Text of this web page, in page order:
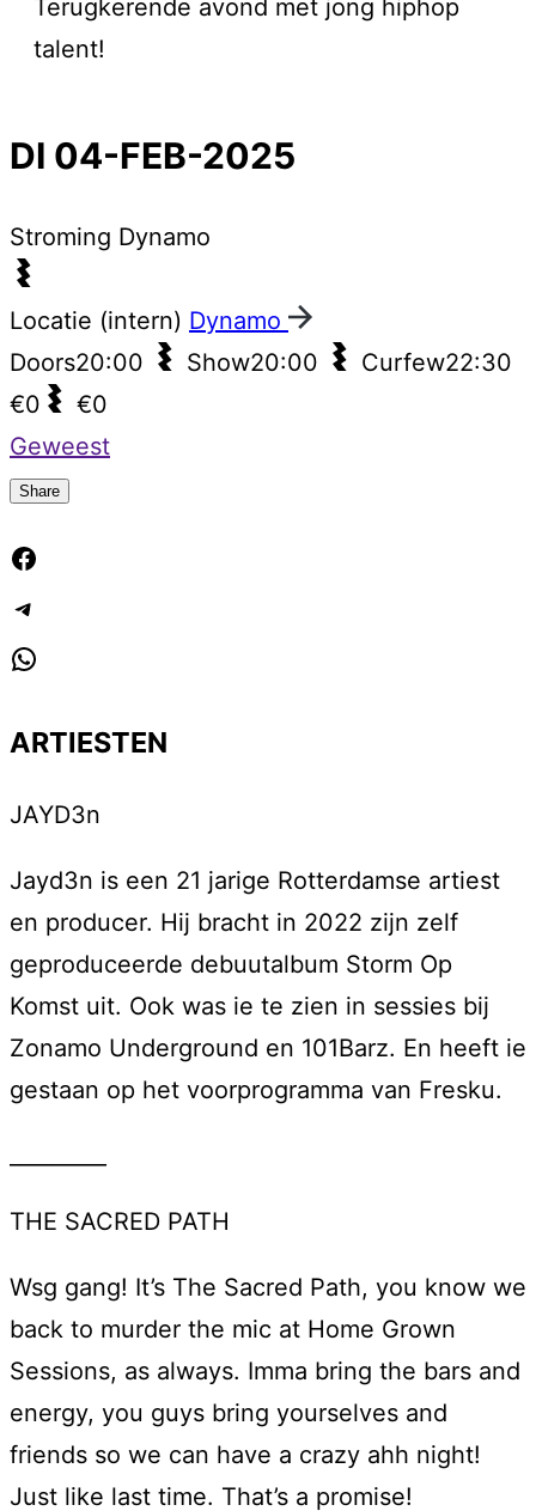
Terugkerende avond met jong hiphop
talent!
DI 04-FEB-2025
Stroming Dynamo
Locatie (intern) Dynamo
Doors20:00 Show20:00 Curfew22:30
€0
€0
Geweest
Share
ARTIESTEN
JAYD3n
Jayd3n is een 21 jarige Rotterdamse artiest
en producer. Hij bracht in 2022 zijn zelf
geproduceerde debuutalbum Storm Op
Komst uit. Ook was ie te zien in sessies bij
Zonamo Underground en 101Barz. En heeft ie
gestaan op het voorprogramma van Fresku.
THE SACRED PATH
Wsg gang! It’s The Sacred Path, you know we
back to murder the mic at Home Grown
Sessions, as always. Imma bring the bars and
energy, you guys bring yourselves and
friends so we can have a crazy ahh night!
Just like last time. That’s a promise!